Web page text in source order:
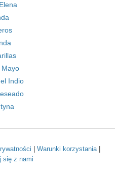
Mayo
Indio
Warunki korzystania|
się z nami